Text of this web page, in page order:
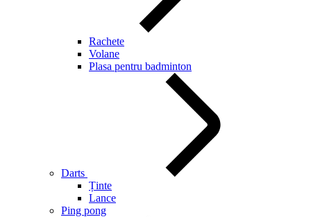
Rachete
Volane
Plasa pentru badminton
Darts
Ținte
Lance
Ping pong